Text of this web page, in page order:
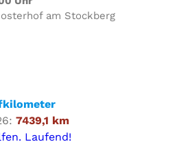
am Stockberg
7439,1 km
Laufend!